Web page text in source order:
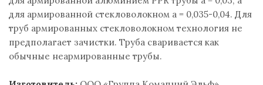
для армированной стекловолокном a = 0,035-0,04. Для
труб армированных стекловолокном технология не
предполагает зачистки. Труба сваривается как
обычные неармированные трубы.